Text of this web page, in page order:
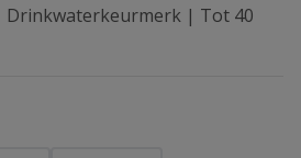
Drinkwaterkeurmerk | Tot 40